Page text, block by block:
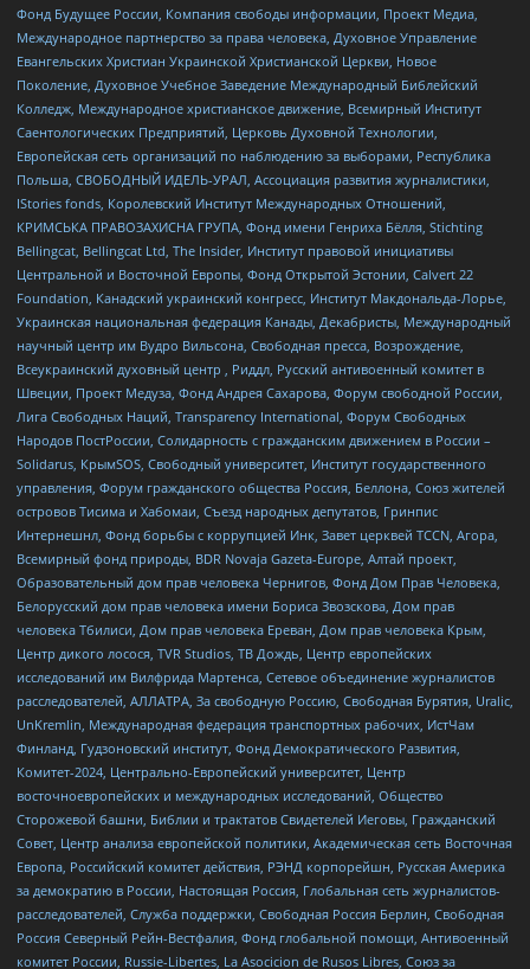
Фонд Будущее России, Компания свободы информации, Проект Медиа,
Международное партнерство за права человека, Духовное Управление
Евангельских Христиан Украинской Христианской Церкви, Новое
Поколение, Духовное Учебное Заведение Международный Библейский
Колледж, Международное христианское движение, Всемирный Институт
Саентологических Предприятий, Церковь Духовной Технологии,
Европейская сеть организаций по наблюдению за выборами, Республика
Польша, СВОБОДНЫЙ ИДЕЛЬ-УРАЛ, Ассоциация развития журналистики,
IStories fonds, Королевский Институт Международных Отношений,
КРИМСЬКА ПРАВОЗАХИСНА ГРУПА, Фонд имени Генриха Бёлля, Stichting
Bellingcat, Bellingcat Ltd, The Insider, Институт правовой инициативы
Центральной и Восточной Европы, Фонд Открытой Эстонии, Calvert 22
Foundation, Канадский украинский конгресс, Институт Макдональда-Лорье,
Украинская национальная федерация Канады, Декабристы, Международный
научный центр им Вудро Вильсона, Свободная пресса, Возрождение,
Всеукраинский духовный центр , Риддл, Русский антивоенный комитет в
Швеции, Проект Медуза, Фонд Андрея Сахарова, Форум свободной России,
Лига Свободных Наций, Transparеncy International, Форум Свободных
Народов ПостРоссии, Солидарность с гражданским движением в России –
Solidarus, КрымSOS, Свободный университет, Институт государственного
управления, Форум гражданского общества Россия, Беллона, Союз жителей
островов Тисима и Хабомаи, Съезд народных депутатов, Гринпис
Интернешнл, Фонд борьбы с коррупцией Инк, Завет церквей TCCN, Агора,
Всемирный фонд природы, BDR Novaja Gazeta-Europe, Алтай проект,
Образовательный дом прав человека Чернигов, Фонд Дом Прав Человека,
Белорусский дом прав человека имени Бориса Звозскова, Дом прав
человека Тбилиси, Дом прав человека Ереван, Дом прав человека Крым,
Центр дикого лосося, TVR Studios, ТВ Дождь, Центр европейских
исследований им Вилфрида Мартенса, Сетевое объединение журналистов
расследователей, АЛЛАТРА, За свободную Россию, Свободная Бурятия, Uralic,
UnKremlin, Международная федерация транспортных рабочих, ИстЧам
Финланд, Гудзоновский институт, Фонд Демократического Развития,
Комитет-2024, Центрально-Европейский университет, Центр
восточноевропейских и международных исследований, Общество
Сторожевой башни, Библии и трактатов Свидетелей Иеговы, Гражданский
Совет, Центр анализа европейской политики, Академическая сеть Восточная
Европа, Российский комитет действия, РЭНД корпорейшн, Русская Америка
за демократию в России, Настоящая Россия, Глобальная сеть журналистов-
расследователей, Служба поддержки, Свободная Россия Берлин, Свободная
Россия Северный Рейн-Вестфалия, Фонд глобальной помощи, Антивоенный
комитет России, Russie-Libertes, La Asocicion de Rusos Libres, Союз за